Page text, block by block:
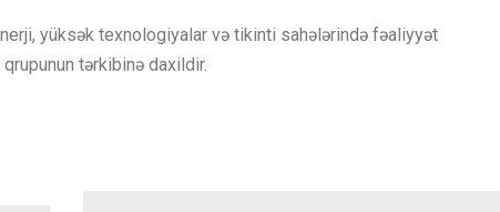
yüksək texnologiyalar və tikinti sahələrində fəaliyyət
tərkibinə daxildir.